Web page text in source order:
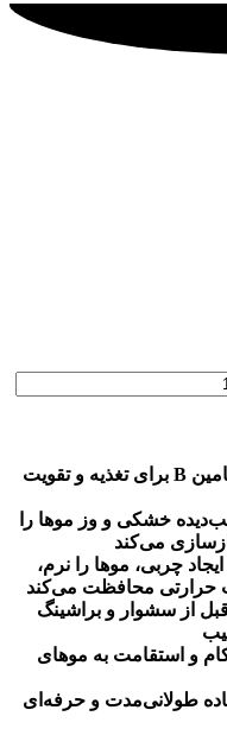
ترکیبات کلیدی روغن آرگان و ویتامین B برای تغذیه و تقویت
خشکی و وز موها را
می‌کند
چربی، موها را نرم،
حرارتی محافظت می‌کند
از سشوار و براشینگ
و استقامت به موهای